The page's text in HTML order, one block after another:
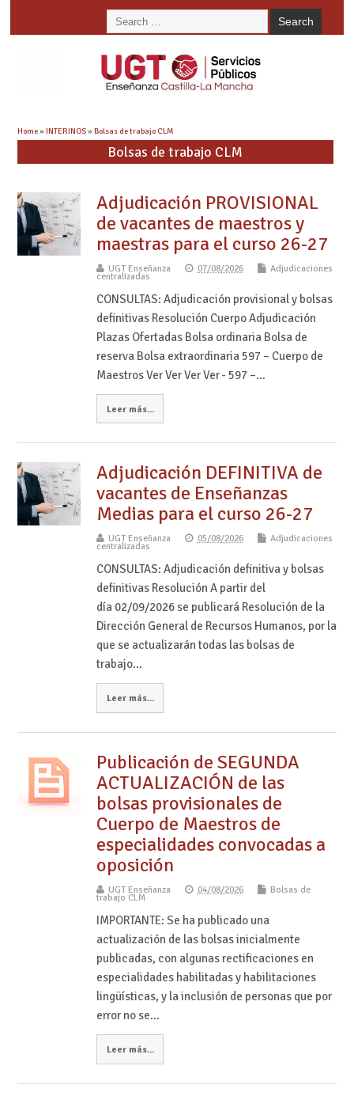
Home»INTERINOS»Bolsas de trabajo CLM
Bolsas de trabajo CLM
Adjudicación PROVISIONAL
de vacantes de maestros y
maestras para el curso 26-27
UGT Enseñanza 07/08/2026 Adjudicaciones
centralizadas
CONSULTAS: Adjudicación provisional y bolsas
definitivas Resolución Cuerpo Adjudicación
Plazas Ofertadas Bolsa ordinaria Bolsa de
reserva Bolsa extraordinaria 597 – Cuerpo de
Maestros Ver Ver Ver Ver - 597 –…
Leer más...
Adjudicación DEFINITIVA de
vacantes de Enseñanzas
Medias para el curso 26-27
UGT Enseñanza 05/08/2026 Adjudicaciones
centralizadas
CONSULTAS: Adjudicación definitiva y bolsas
definitivas Resolución A partir del
día 02/09/2026 se publicará Resolución de la
Dirección General de Recursos Humanos, por la
que se actualizarán todas las bolsas de
trabajo…
Leer más...
Publicación de SEGUNDA
ACTUALIZACIÓN de las
bolsas provisionales de
Cuerpo de Maestros de
especialidades convocadas a
oposición
UGT Enseñanza 04/08/2026 Bolsas de
trabajo CLM
IMPORTANTE: Se ha publicado una
actualización de las bolsas inicialmente
publicadas, con algunas rectificaciones en
especialidades habilitadas y habilitaciones
lingüísticas, y la inclusión de personas que por
error no se…
Leer más...